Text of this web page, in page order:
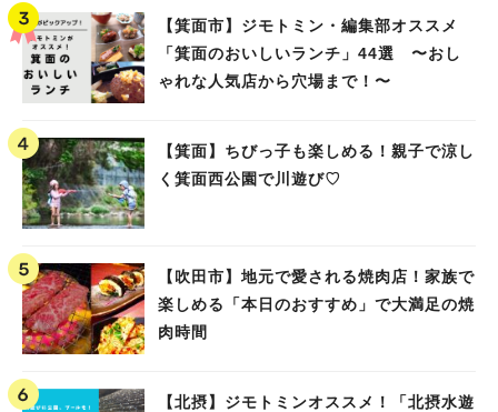
【箕面市】ジモトミン・編集部オススメ
「箕面のおいしいランチ」44選 〜おし
ゃれな人気店から穴場まで！〜
【箕面】ちびっ子も楽しめる！親子で涼し
く箕面西公園で川遊び♡
【吹田市】地元で愛される焼肉店！家族で
楽しめる「本日のおすすめ」で大満足の焼
肉時間
【北摂】ジモトミンオススメ！「北摂水遊